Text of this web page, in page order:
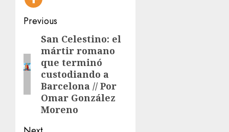
Post
navigation
Previous
Previous
post:
San Celestino: el
mártir romano
que terminó
custodiando a
Barcelona // Por
Omar González
Moreno